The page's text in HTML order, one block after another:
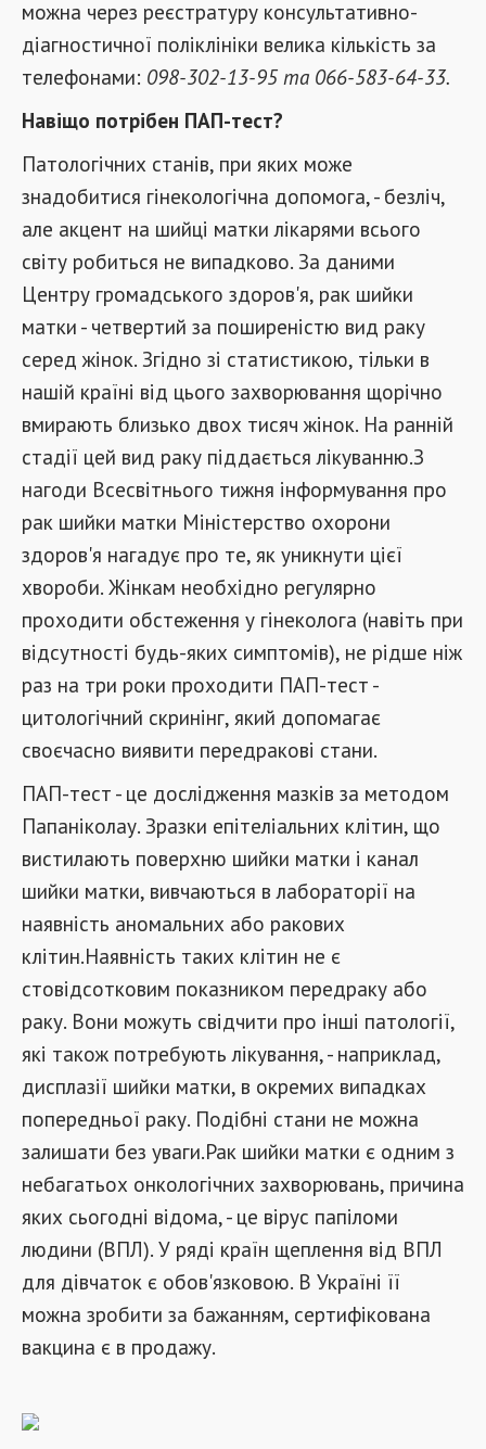
можна через реєстратуру консультативно-
діагностичної поліклініки велика кількість за
телефонами: 098-302-13-95 та 066-583-64-33.
Навіщо потрібен ПАП-тест?
Патологічних станів, при яких може
знадобитися гінекологічна допомога, - безліч,
але акцент на шийці матки лікарями всього
світу робиться не випадково. За даними
Центру громадського здоров'я, рак шийки
матки - четвертий за поширеністю вид раку
серед жінок. Згідно зі статистикою, тільки в
нашій країні від цього захворювання щорічно
вмирають близько двох тисяч жінок. На ранній
стадії цей вид раку піддається лікуванню.З
нагоди Всесвітнього тижня інформування про
рак шийки матки Міністерство охорони
здоров'я нагадує про те, як уникнути цієї
хвороби. Жінкам необхідно регулярно
проходити обстеження у гінеколога (навіть при
відсутності будь-яких симптомів), не рідше ніж
раз на три роки проходити ПАП-тест -
цитологічний скринінг, який допомагає
своєчасно виявити передракові стани.
ПАП-тест - це дослідження мазків за методом
Папаніколау. Зразки епітеліальних клітин, що
вистилають поверхню шийки матки і канал
шийки матки, вивчаються в лабораторії на
наявність аномальних або ракових
клітин.Наявність таких клітин не є
стовідсотковим показником передраку або
раку. Вони можуть свідчити про інші патології,
які також потребують лікування, - наприклад,
дисплазії шийки матки, в окремих випадках
попередньої раку. Подібні стани не можна
залишати без уваги.Рак шийки матки є одним з
небагатьох онкологічних захворювань, причина
яких сьогодні відома, - це вірус папіломи
людини (ВПЛ). У ряді країн щеплення від ВПЛ
для дівчаток є обов'язковою. В Україні її
можна зробити за бажанням, сертифікована
вакцина є в продажу.